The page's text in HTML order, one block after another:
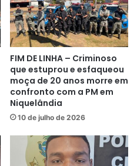
FIM DE LINHA – Criminoso
que estuprou e esfaqueou
moça de 20 anos morre em
confronto com a PM em
Niquelândia
10 de julho de 2026